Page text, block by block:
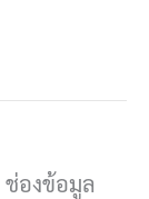
ช่องข้อมูล